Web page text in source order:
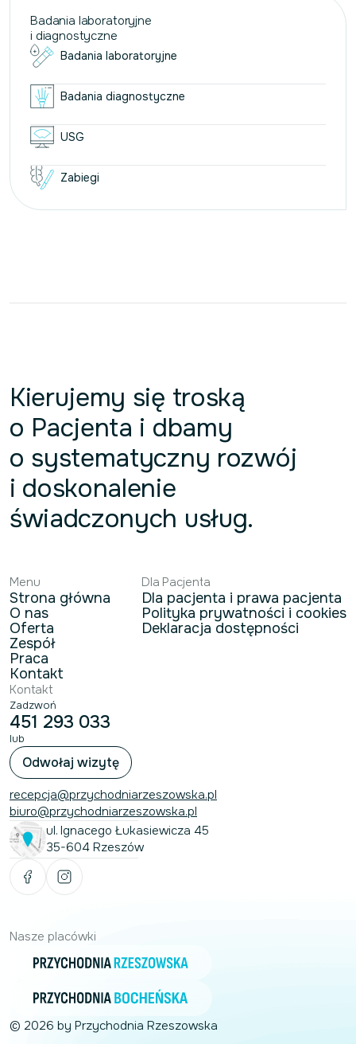
Badania laboratoryjne
i diagnostyczne
Badania laboratoryjne
Badania diagnostyczne
USG
Zabiegi
Kierujemy się troską
o Pacjenta i dbamy
o systematyczny rozwój
i doskonalenie
świadczonych usług.
Menu
Strona główna
O nas
Oferta
Zespół
Praca
Kontakt
Dla Pacjenta
Dla pacjenta i prawa pacjenta
Polityka prywatności i cookies
Deklaracja dostępności
Kontakt
Zadzwoń
451 293 033
lub
Odwołaj wizytę
recepcja@przychodniarzeszowska.pl
biuro@przychodniarzeszowska.pl
ul. Ignacego Łukasiewicza 45
35-604 Rzeszów
Nasze placówki
© 2026 by Przychodnia Rzeszowska